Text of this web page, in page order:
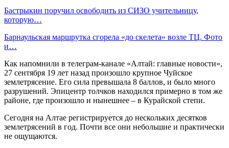
Бастрыкин поручил освободить из СИЗО учительницу,
которую…
Барнаульская маршрутка сгорела «до скелета» возле ТЦ. Фото
и…
Как напомнили в телеграм-канале «Алтай: главные новости»,
27 сентября 19 лет назад произошло крупное Чуйское
землетрясение. Его сила превышала 8 баллов, и было много
разрушений. Эпицентр толчков находился примерно в том же
районе, где произошло и нынешнее – в Курайской степи.
Сегодня на Алтае регистрируется до нескольких десятков
землетрясений в год. Почти все они небольшие и практически
не ощущаются.